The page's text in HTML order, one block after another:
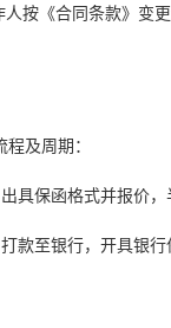
按《合同条款》变
及周期：
具保函格式并报价，
款至银行，开具银行